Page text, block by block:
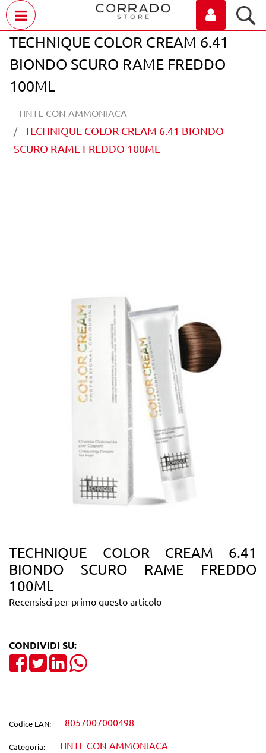
TECHNIQUE COLOR CREAM 6.41
BIONDO SCURO RAME FREDDO
100ML
TINTE CON AMMONIACA
TECHNIQUE COLOR CREAM 6.41 BIONDO
SCURO RAME FREDDO 100ML
TECHNIQUE COLOR CREAM 6.41
BIONDO SCURO RAME FREDDO
100ML
Recensisci per primo questo articolo
CONDIVIDI SU:
Share on Facebook
TweetShare on LinkedIn
Codice EAN: 8057007000498
Categoria: TINTE CON AMMONIACA